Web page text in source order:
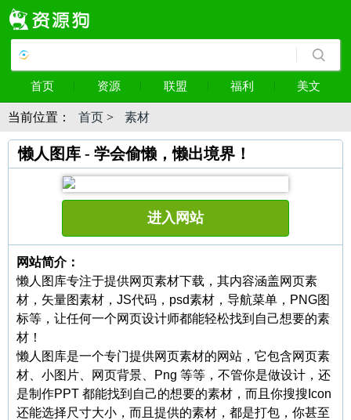
首页 资源 联盟 福利 美文
当前位置： 首页 > 素材
懒人图库 - 学会偷懒，懒出境界！
进入网站
网站简介：
懒人图库专注于提供网页素材下载，其内容涵盖网页素
材，矢量图素材，JS代码，psd素材，导航菜单，PNG图
标等，让任何一个网页设计师都能轻松找到自己想要的素
材！
懒人图库是一个专门提供网页素材的网站，它包含网页素
材、小图片、网页背景、Png 等等，不管你是做设计，还
是制作PPT 都能找到自己的想要的素材，而且你搜搜Icon
还能选择尺寸大小，而且提供的素材，都是打包，你甚至